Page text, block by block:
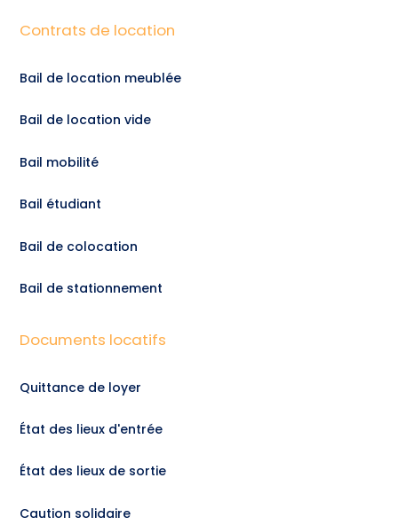
Contrats de location
Bail de location meublée
Bail de location vide
Bail mobilité
Bail étudiant
Bail de colocation
Bail de stationnement
Documents locatifs
Quittance de loyer
État des lieux d'entrée
État des lieux de sortie
Caution solidaire